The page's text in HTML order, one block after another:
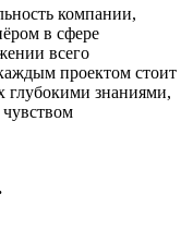
компании,
в сфере
всего
проектом стоит
глубокими знаниями,